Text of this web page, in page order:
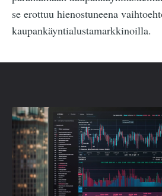
se erottuu hienostuneena
kaupankäyntialustamarkkinoilla.